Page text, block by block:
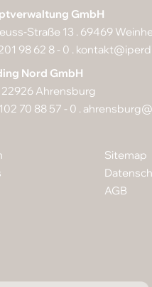
GmbH
Straße 13 . 69469
98 62 8 - 0 .
Nord GmbH
22926 Ahrensburg
70 88 57 - 0 .
Sitemap
AGB